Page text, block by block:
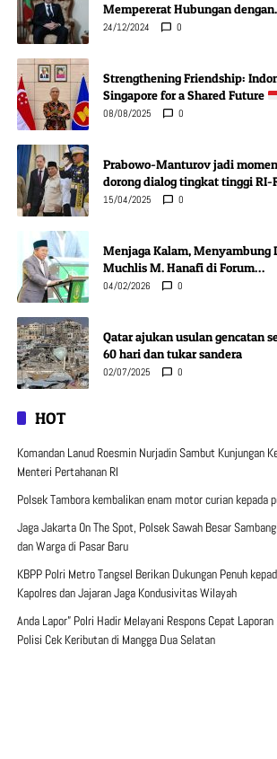
Mempererat Hubungan dengan
Indonesia di Berbagai Bidang
24/12/2024 0
Strengthening Friendship:
Singapore for a Shared Future
08/08/2025 0
Prabowo-Manturov jadi
dorong dialog tingkat tinggi RI-
15/04/2025 0
Menjaga Kalam, Menyambung
Muchlis M. Hanafi di Forum
Pentashihan Mushaf Karbala
04/02/2026 0
Qatar ajukan usulan gencatan
60 hari dan tukar sandera
02/07/2025 0
HOT
Komandan Lanud Roesmin Nurjadin Sambut Kunjungan
Menteri Pertahanan RI
Polsek Tambora kembalikan enam motor curian kepada
Jaga Jakarta On The Spot, Polsek Sawah Besar
dan Warga di Pasar Baru
KBPP Polri Metro Tangsel Berikan Dukungan Penuh
Kapolres dan Jajaran Jaga Kondusivitas Wilayah
Anda Lapor” Polri Hadir Melayani Respons Cepat
Polisi Cek Keributan di Mangga Dua Selatan